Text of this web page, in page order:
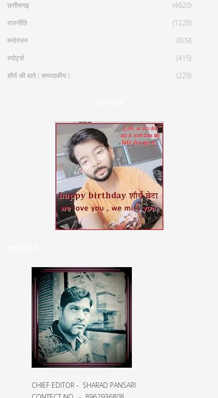
छत्तीसगढ़
(4620)
राजनीति
(1228)
मनोरंजन
(809)
स्पोर्ट्स
(415)
शौर्य की बाते ( सम्पादकीय )
(229)
CHIEF EDITOR - SHARAD PANSARI